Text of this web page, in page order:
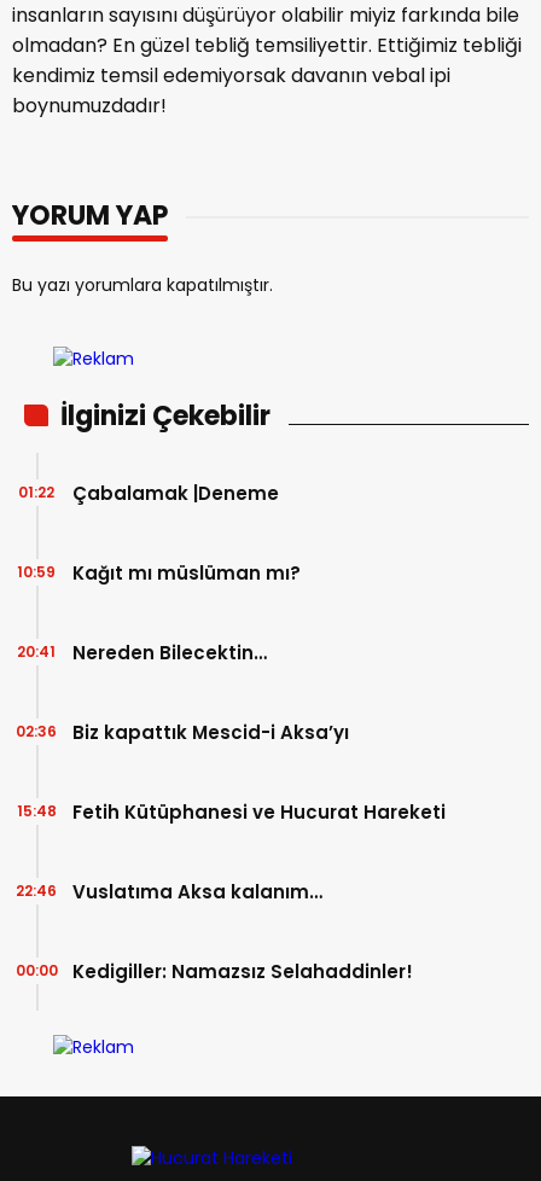
insanların sayısını düşürüyor olabilir miyiz farkında bile
olmadan? En güzel tebliğ temsiliyettir. Ettiğimiz tebliği
kendimiz temsil edemiyorsak davanın vebal ipi
boynumuzdadır!
YORUM YAP
Bu yazı yorumlara kapatılmıştır.
İlginizi Çekebilir
Çabalamak |Deneme
01:22
Kağıt mı müslüman mı?
10:59
Nereden Bilecektin…
20:41
Biz kapattık Mescid-i Aksa’yı
02:36
Fetih Kütüphanesi ve Hucurat Hareketi
15:48
Vuslatıma Aksa kalanım…
22:46
Kedigiller: Namazsız Selahaddinler!
00:00